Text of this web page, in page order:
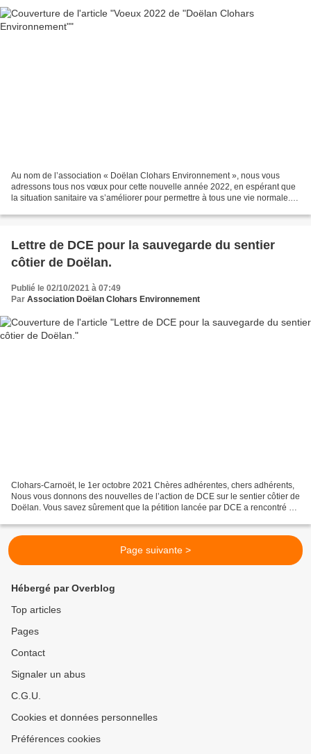
Au nom de l’association « Doëlan Clohars Environnement », nous vous
adressons tous nos vœux pour cette nouvelle année 2022, en espérant que
la situation sanitaire va s’améliorer pour permettre à tous une vie normale.
Lettre de DCE pour la sauvegarde du sentier
côtier de Doëlan.
Publié le 02/10/2021 à 07:49
Par Association Doëlan Clohars Environnement
Clohars-Carnoët, le 1er octobre 2021 Chères adhérentes, chers adhérents,
Nous vous donnons des nouvelles de l’action de DCE sur le sentier côtier de
Doëlan. Vous savez sûrement que la pétition lancée par DCE a rencontré un
Page suivante >
Hébergé par Overblog
Top articles
Pages
Contact
Signaler un abus
C.G.U.
Cookies et données personnelles
Préférences cookies